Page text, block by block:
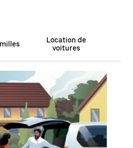
Location de
voitures